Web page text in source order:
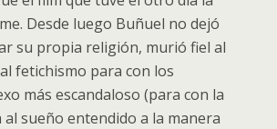
Desde luego Buñuel no dejó
su propia religión, murió fiel al
fetichismo para con los
más escandaloso (para con la
al sueño entendido a la manera